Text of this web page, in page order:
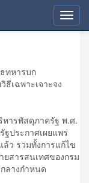
ทหารบก
เฉพาะเจาะจง
ารพัสดุภาครัฐ พ.ศ.
ประกาศเผยแพร่
ว รวมทั้งการแก้ไข
สารสนเทศของกรม
ลางกำหนด